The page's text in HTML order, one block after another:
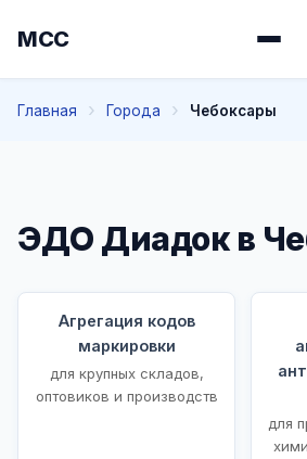
МСС
Главная Города Чебоксары
ЭДО Диадок в
Агрегация кодов
маркировки
для крупных складов,
оптовиков и производств
для